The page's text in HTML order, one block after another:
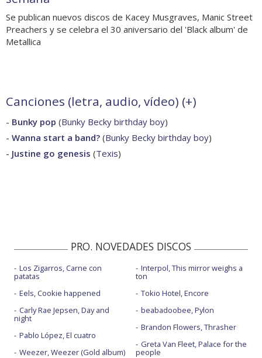
Se publican nuevos discos de Kacey Musgraves, Manic Street
Preachers y se celebra el 30 aniversario del 'Black album' de
Metallica
Canciones (letra, audio, vídeo) (+)
- Bunky pop (Bunky Becky birthday boy)
- Wanna start a band? (Bunky Becky birthday boy)
- Justine go genesis (Texis)
PRO. NOVEDADES DISCOS
Los Zigarros, Carne con
patatas
Eels, Cookie happened
Carly Rae Jepsen, Day and
night
Pablo López, El cuatro
Weezer, Weezer (Gold album)
Interpol, This mirror weighs a
ton
Tokio Hotel, Encore
beabadoobee, Pylon
Brandon Flowers, Thrasher
Greta Van Fleet, Palace for the
people